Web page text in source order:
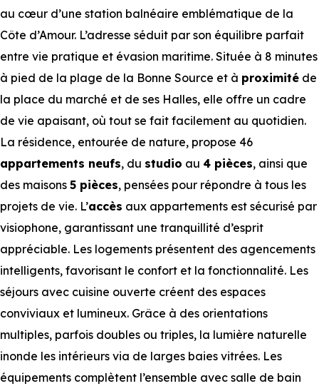
au cœur d’une station balnéaire emblématique de la
Côte d’Amour. L’adresse séduit par son équilibre parfait
entre vie pratique et évasion maritime. Située à 8 minutes
à pied de la plage de la Bonne Source et à proximité de
la place du marché et de ses Halles, elle offre un cadre
de vie apaisant, où tout se fait facilement au quotidien.
La résidence, entourée de nature, propose 46
appartements neufs, du studio au 4 pièces, ainsi que
des maisons 5 pièces, pensées pour répondre à tous les
projets de vie. L’accès aux appartements est sécurisé par
visiophone, garantissant une tranquillité d’esprit
appréciable. Les logements présentent des agencements
intelligents, favorisant le confort et la fonctionnalité. Les
séjours avec cuisine ouverte créent des espaces
conviviaux et lumineux. Grâce à des orientations
multiples, parfois doubles ou triples, la lumière naturelle
inonde les intérieurs via de larges baies vitrées. Les
équipements complètent l’ensemble avec salle de bain